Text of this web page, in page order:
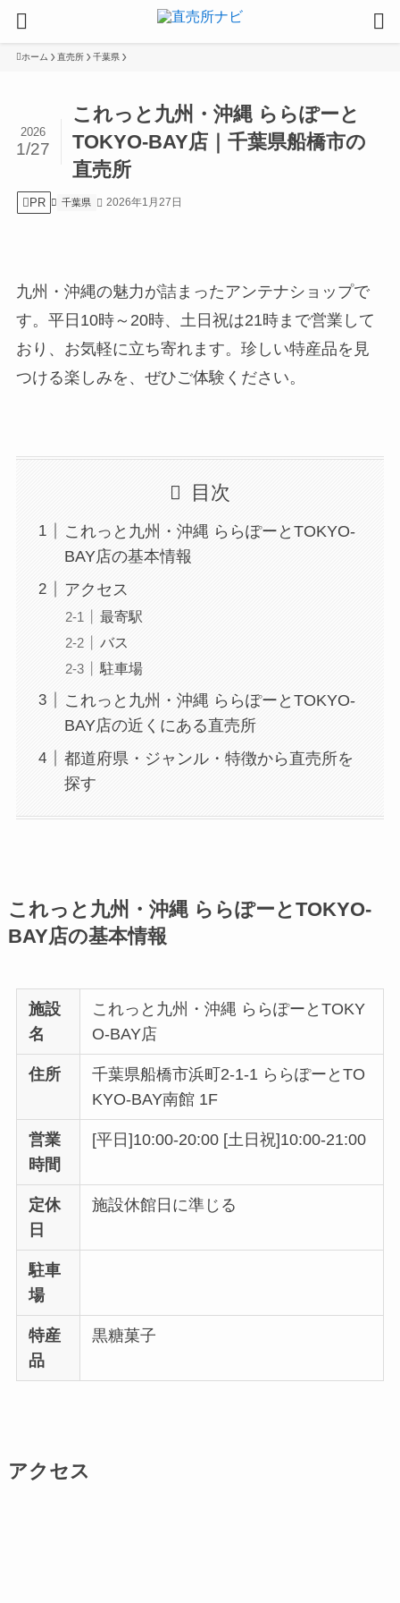
ホーム 直売所 千葉県
これっと九州・沖縄 ららぽーと
TOKYO-BAY店｜千葉県船橋市の
直売所
2026
1/27
PR 千葉県 2026年1月27日
九州・沖縄の魅力が詰まったアンテナショップで
す。平日10時～20時、土日祝は21時まで営業して
おり、お気軽に立ち寄れます。珍しい特産品を見
つける楽しみを、ぜひご体験ください。
目次
これっと九州・沖縄 ららぽーとTOKYO-
BAY店の基本情報
アクセス
最寄駅
バス
駐車場
これっと九州・沖縄 ららぽーとTOKYO-
BAY店の近くにある直売所
都道府県・ジャンル・特徴から直売所を
探す
これっと九州・沖縄 ららぽーとTOKYO-
BAY店の基本情報
施設
名
これっと九州・沖縄 ららぽーとTOKY
O-BAY店
住所
千葉県船橋市浜町2-1-1 ららぽーとTO
KYO-BAY南館 1F
営業
時間
[平日]10:00-20:00 [土日祝]10:00-21:00
定休
日
施設休館日に準じる
駐車
場
特産
品
黒糖菓子
アクセス